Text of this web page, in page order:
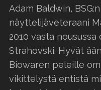
Adam Baldwin,
näyttelijäveteraani
2010 vasta
Strahovski. Hyvät
Biowaren peleille
vikittelystä entistä